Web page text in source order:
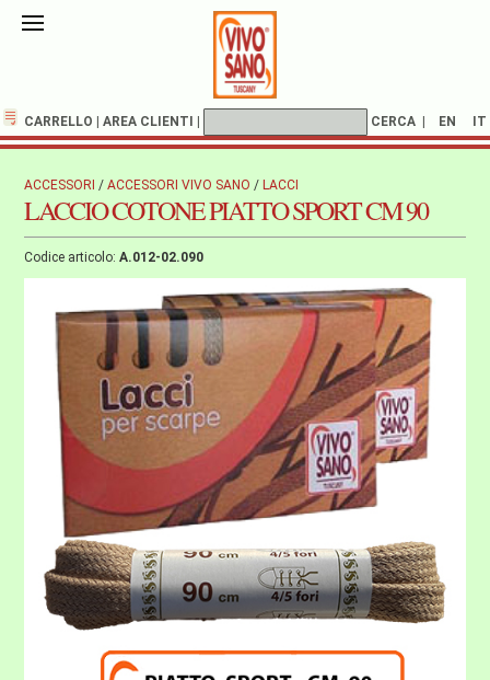
CARRELLO AREA CLIENTI CERCA EN IT
ACCESSORI /ACCESSORI VIVO SANO / LACCI
LACCIO COTONE PIATTO SPORT CM 90
Codice articolo:A.012-02.090